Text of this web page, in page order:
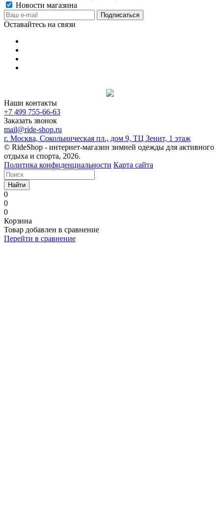
Новости магазина
Оставайтесь на связи
Наши контакты
+7 499 755-66-63
Заказать звонок
mail@ride-shop.ru
г. Москва, Сокольническая пл., дом 9, ТЦ Зенит, 1 этаж
© RideShop - интернет-магазин зимней одежды для активного
отдыха и спорта, 2026.
Политика конфиденциальности Карта сайта
Найти
0
0
0
Корзина
Товар добавлен в сравнение
Перейти в сравнение